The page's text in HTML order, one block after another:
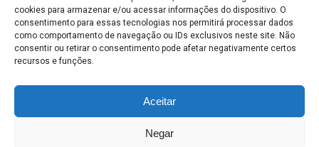
cookies para armazenar e/ou acessar informações do dispositivo. O
consentimento para essas tecnologias nos permitirá processar dados
como comportamento de navegação ou IDs exclusivos neste site. Não
consentir ou retirar o consentimento pode afetar negativamente certos
recursos e funções.
Aceitar
Negar
informativo, servindo como boletins de divulgação, e não devem ser
interpretadas como recomendações de investimento.Leia mais
Bolsa de Valores